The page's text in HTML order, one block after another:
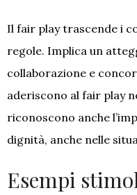
Il fair play trascende i
regole. Implica un
collaborazione e
aderiscono al fair play
riconoscono anche
dignità, anche nelle
Esempi